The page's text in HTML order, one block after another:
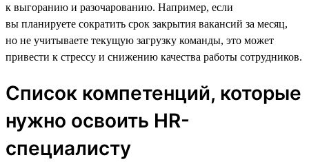
к выгоранию и разочарованию. Например, если
вы планируете сократить срок закрытия вакансий за месяц,
но не учитываете текущую загрузку команды, это может
привести к стрессу и снижению качества работы сотрудников.
Список компетенций, которые
нужно освоить HR-
специалисту